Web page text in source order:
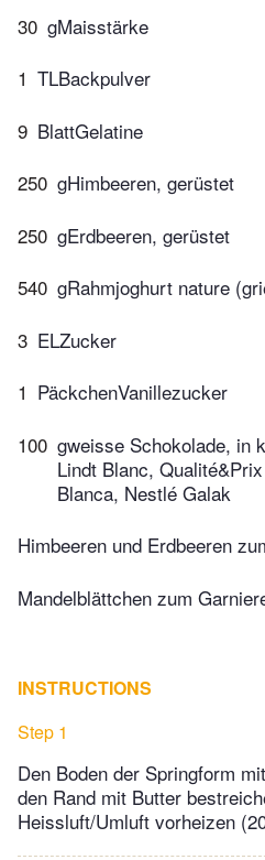
30 gMaisstärke
1 TLBackpulver
9 BlattGelatine
250 gHimbeeren, gerüstet
250 gErdbeeren, gerüstet
540 gRahmjoghurt nature
3 ELZucker
1 PäckchenVanillezucker
100 gweisse Schokolade, in
Lindt Blanc,
Blanca, Nestlé Galak
Himbeeren und Erdbeeren
Mandelblättchen zum
INSTRUCTIONS
Step 1
Den Boden der Springform
den Rand mit Butter
Heissluft/Umluft vorheizen